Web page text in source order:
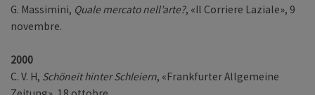
G. Massimini, Quale mercato nell’arte?, «Il Corriere Laziale», 9
novembre.
2000
C. V. H, Schöneit hinter Schleiern, «Frankfurter Allgemeine